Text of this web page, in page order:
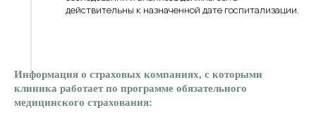
действительны к назначенной дате госпитализации.
Информация о страховых компаниях, с которыми
клиника работает по программе обязательного
медицинского страхования: